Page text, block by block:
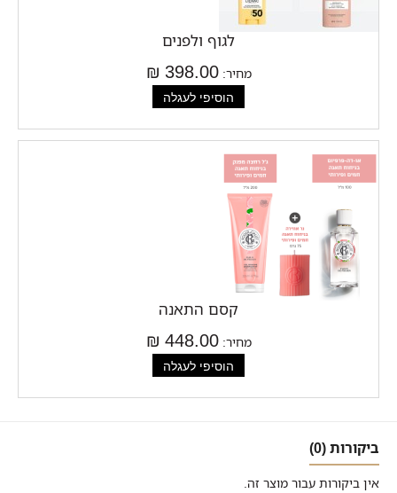
לגוף ולפנים
מחיר:398.00 ₪
קסם התאנה
מחיר:448.00 ₪
ביקורות (0)
אין ביקורות עבור מוצר זה.